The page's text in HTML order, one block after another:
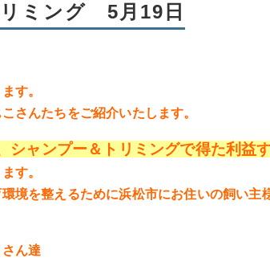
リミング 5月19日
す。
さんたちをご紹介いたします。
ャンプー＆トリミングで得た利益
す。
境を整えるために浜松市にお住いの飼い
ん達